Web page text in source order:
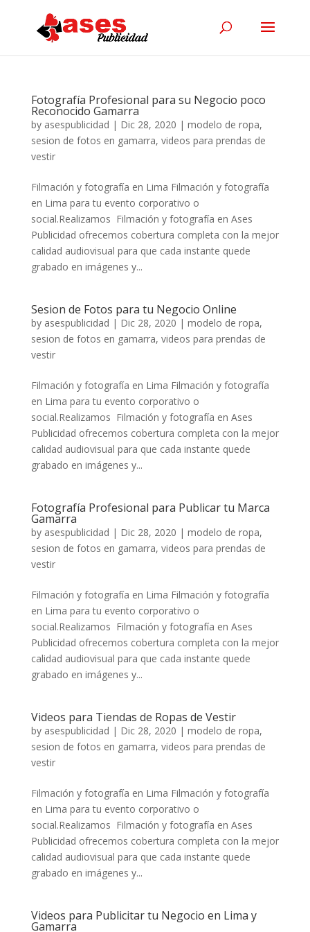
Fotografía Profesional para su Negocio poco
Reconocido Gamarra
by asespublicidad | Dic 28, 2020 | modelo de ropa,
sesion de fotos en gamarra, videos para prendas de
vestir
Filmación y fotografía en Lima Filmación y fotografía
en Lima para tu evento corporativo o
social.Realizamos Filmación y fotografía en Ases
Publicidad ofrecemos cobertura completa con la mejor
calidad audiovisual para que cada instante quede
grabado en imágenes y...
Sesion de Fotos para tu Negocio Online
by asespublicidad | Dic 28, 2020 | modelo de ropa,
sesion de fotos en gamarra, videos para prendas de
vestir
Filmación y fotografía en Lima Filmación y fotografía
en Lima para tu evento corporativo o
social.Realizamos Filmación y fotografía en Ases
Publicidad ofrecemos cobertura completa con la mejor
calidad audiovisual para que cada instante quede
grabado en imágenes y...
Fotografía Profesional para Publicar tu Marca
Gamarra
by asespublicidad | Dic 28, 2020 | modelo de ropa,
sesion de fotos en gamarra, videos para prendas de
vestir
Filmación y fotografía en Lima Filmación y fotografía
en Lima para tu evento corporativo o
social.Realizamos Filmación y fotografía en Ases
Publicidad ofrecemos cobertura completa con la mejor
calidad audiovisual para que cada instante quede
grabado en imágenes y...
Videos para Tiendas de Ropas de Vestir
by asespublicidad | Dic 28, 2020 | modelo de ropa,
sesion de fotos en gamarra, videos para prendas de
vestir
Filmación y fotografía en Lima Filmación y fotografía
en Lima para tu evento corporativo o
social.Realizamos Filmación y fotografía en Ases
Publicidad ofrecemos cobertura completa con la mejor
calidad audiovisual para que cada instante quede
grabado en imágenes y...
Videos para Publicitar tu Negocio en Lima y
Gamarra